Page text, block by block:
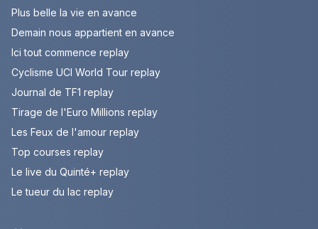
Plus belle la vie en avance
Demain nous appartient en avance
Ici tout commence replay
Cyclisme UCI World Tour replay
Journal de TF1 replay
Tirage de l'Euro Millions replay
Les Feux de l'amour replay
Top courses replay
Le live du Quinté+ replay
Le tueur du lac replay